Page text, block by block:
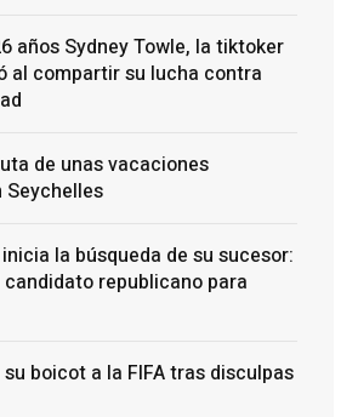
años Sydney Towle, la tiktoker
al compartir su lucha contra
de unas vacaciones
la búsqueda de su sucesor:
candidato republicano para
su boicot a la FIFA tras disculpas